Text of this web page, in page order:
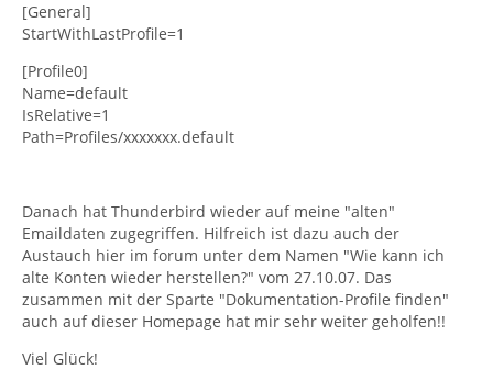
[General]
StartWithLastProfile=1
[Profile0]
Name=default
IsRelative=1
Path=Profiles/xxxxxxx.default
Danach hat Thunderbird wieder auf meine "alten"
Emaildaten zugegriffen. Hilfreich ist dazu auch der
Austauch hier im forum unter dem Namen "Wie kann ich
alte Konten wieder herstellen?" vom 27.10.07. Das
zusammen mit der Sparte "Dokumentation-Profile finden"
auch auf dieser Homepage hat mir sehr weiter geholfen!!
Viel Glück!